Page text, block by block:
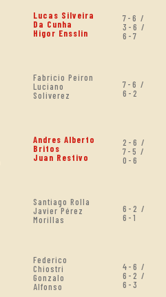
Lucas Silveira
Da Cunha
Higor Ensslin
7-6 /
3-6 /
6-7
Fabricio Peiron
Luciano
Soliverez
7-6 /
6-2
Andres Alberto
Britos
Juan Restivo
2-6 /
7-5 /
0-6
Santiago Rolla
Javier Pérez
Morillas
6-2 /
6-1
Federico
Chiostri
Gonzalo
Alfonso
4-6 /
6-2 /
6-3